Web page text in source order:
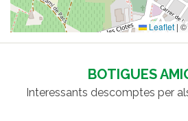
Leaflet | ©
BOTIGUES
Interessants descomptes per